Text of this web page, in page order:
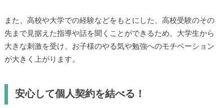
また、高校や大学での経験などをもとにした、高校受験のその
先まで見据えた指導や話を聞くことができるため、大学生から
大きな刺激を受け、お子様のやる気や勉強へのモチベーション
が大きく上がります。
安心して個人契約を結べる！